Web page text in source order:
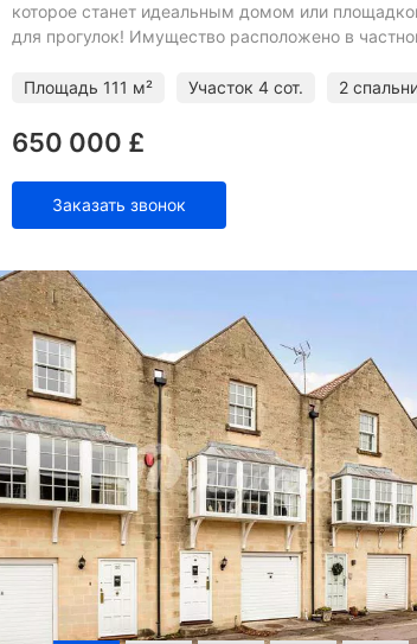
которое станет идеальным домом или
для прогулок! Имущество расположено в
виду. Светлая
Площадь 111 м² Участок 4 сот. 2
650 000 £
Заказать звонок